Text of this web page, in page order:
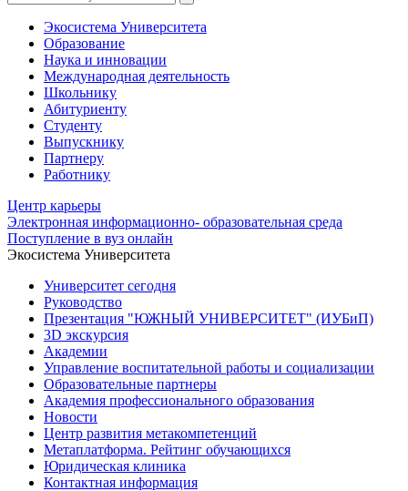
Экосистема Университета
Образование
Наука и инновации
Международная деятельность
Школьнику
Абитуриенту
Студенту
Выпускнику
Партнеру
Работнику
Центр карьеры
Электронная информационно- образовательная среда
Поступление в вуз онлайн
Экосистема Университета
Университет сегодня
Руководство
Презентация "ЮЖНЫЙ УНИВЕРСИТЕТ" (ИУБиП)
3D экскурсия
Академии
Управление воспитательной работы и социализации
Образовательные партнеры
Академия профессионального образования
Новости
Центр развития метакомпетенций
Метаплатформа. Рейтинг обучающихся
Юридическая клиника
Контактная информация